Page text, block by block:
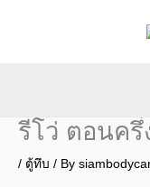
รีโว่ ตอนครึ่
/ ตู้ทึบ / By